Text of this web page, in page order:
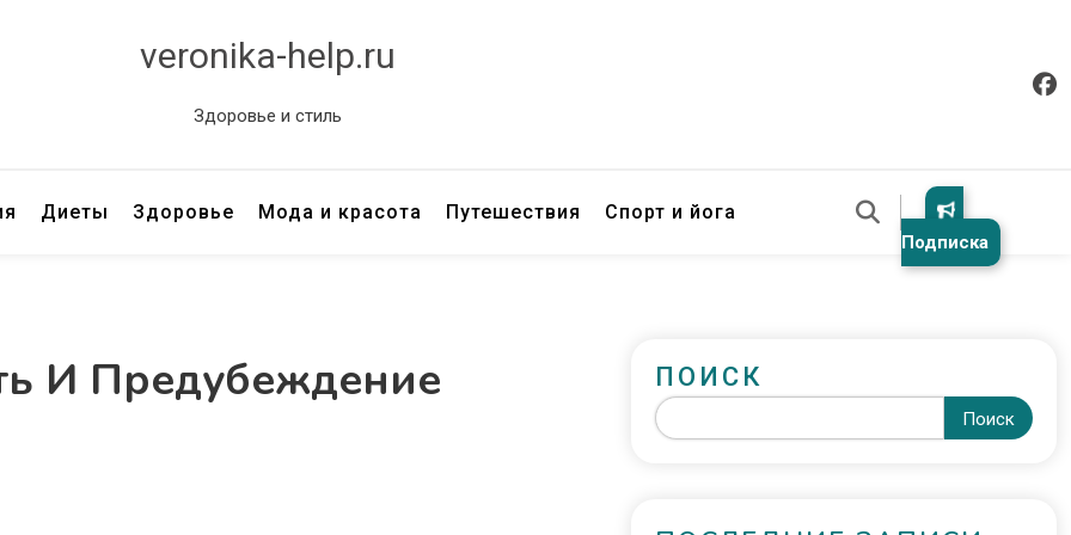
veronika-help.ru
Здоровье и стиль
Диеты Здоровье Мода и красота Путешествия Спорт и йога
Подписка
И Предубеждение ПОИСК
Поиск